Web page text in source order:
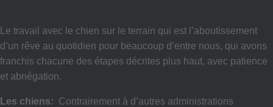
Le travail avec le chien sur le terrain qui est l’aboutissement
d’un rêve au quotidien pour beaucoup d’entre nous, qui avons
franchis chacune des étapes décrites plus haut, avec patience
et abnégation.
Les chiens: Contrairement à d’autres administrations